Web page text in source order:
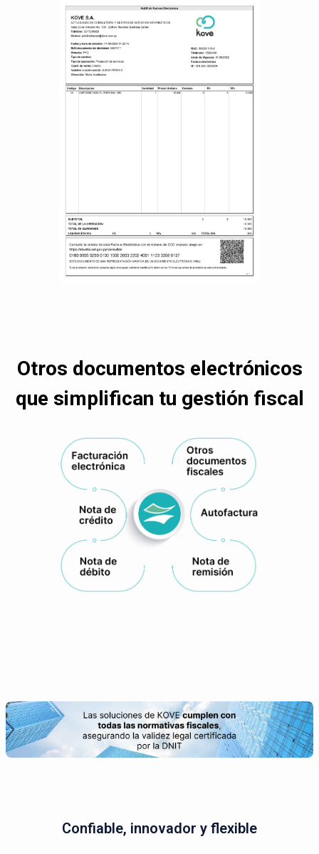
Otros documentos electrónicos
que simplifican tu gestión fiscal
Confiable, innovador y flexible